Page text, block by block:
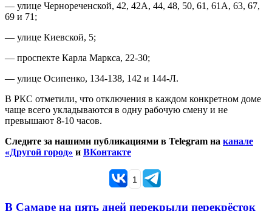
— улице Чернореченской, 42, 42А, 44, 48, 50, 61, 61А, 63, 67,
69 и 71;
— улице Киевской, 5;
— проспекте Карла Маркса, 22-30;
— улице Осипенко, 134-138, 142 и 144-Л.
В РКС отметили, что отключения в каждом конкретном доме
чаще всего укладываются в одну рабочую смену и не
превышают 8-10 часов.
Следите за нашими публикациями в Telegram на канале
«Другой город» и ВКонтакте
1
В Самаре на пять дней перекрыли перекрёсток